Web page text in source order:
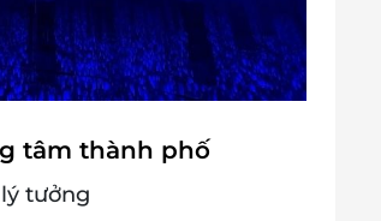
tâm thành phố
tưởng